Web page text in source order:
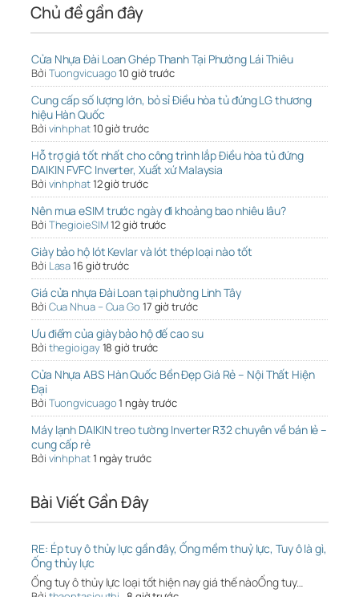
Chủ đề gần đây
Cửa Nhựa Đài Loan Ghép Thanh Tại Phường Lái Thiêu
Bởi Tuongvicuago10 giờ trước
Cung cấp số lượng lớn, bỏ sỉ Điều hòa tủ đứng LG thương
hiệu Hàn Quốc
Bởi vinhphat10 giờ trước
Hỗ trợ giá tốt nhất cho công trình lắp Điều hòa tủ đứng
DAIKIN FVFC Inverter, Xuất xứ Malaysia
Bởi vinhphat12 giờ trước
Nên mua eSIM trước ngày đi khoảng bao nhiêu lâu?
Bởi ThegioieSIM12 giờ trước
Giày bảo hộ lót Kevlar và lót thép loại nào tốt
Bởi Lasa16 giờ trước
Giá cửa nhựa Đài Loan tại phường Linh Tây
Bởi Cua Nhua – Cua Go 17 giờ trước
Ưu điểm của giày bảo hộ đế cao su
Bởi thegioigay18 giờ trước
Cửa Nhựa ABS Hàn Quốc Bền Đẹp Giá Rẻ – Nội Thất Hiện
Đại
Bởi Tuongvicuago1 ngày trước
Máy lạnh DAIKIN treo tường Inverter R32 chuyên về bán lẻ –
cung cấp rẻ
Bởi vinhphat1 ngày trước
Bài Viết Gần Đây
RE: Ép tuy ô thủy lực gần đây, Ống mềm thuỷ lực, Tuy ô là gì,
Ống thủy lực
Ống tuy ô thủy lực loại tốt hiện nay giá thế nàoỐng tuy…